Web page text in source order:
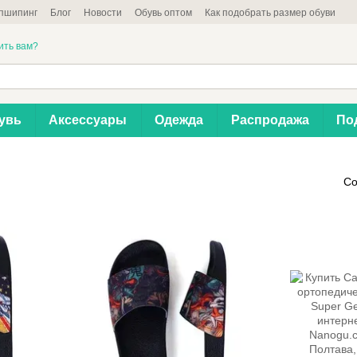
Блог Новости Обувь оптом Как подобрать размер обуви
вам?
Аксессуары Одежда Распродажа